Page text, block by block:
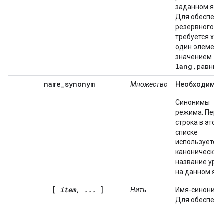
заданном
Для
резервного
требуется
один элемент
значением en
lang ,
name_synonym Множество
Синонимы
режима.
строка в этом
списке
используется
каноническое
название
на данном
[ item, ... ] Нить
Имя-синоним.
Для